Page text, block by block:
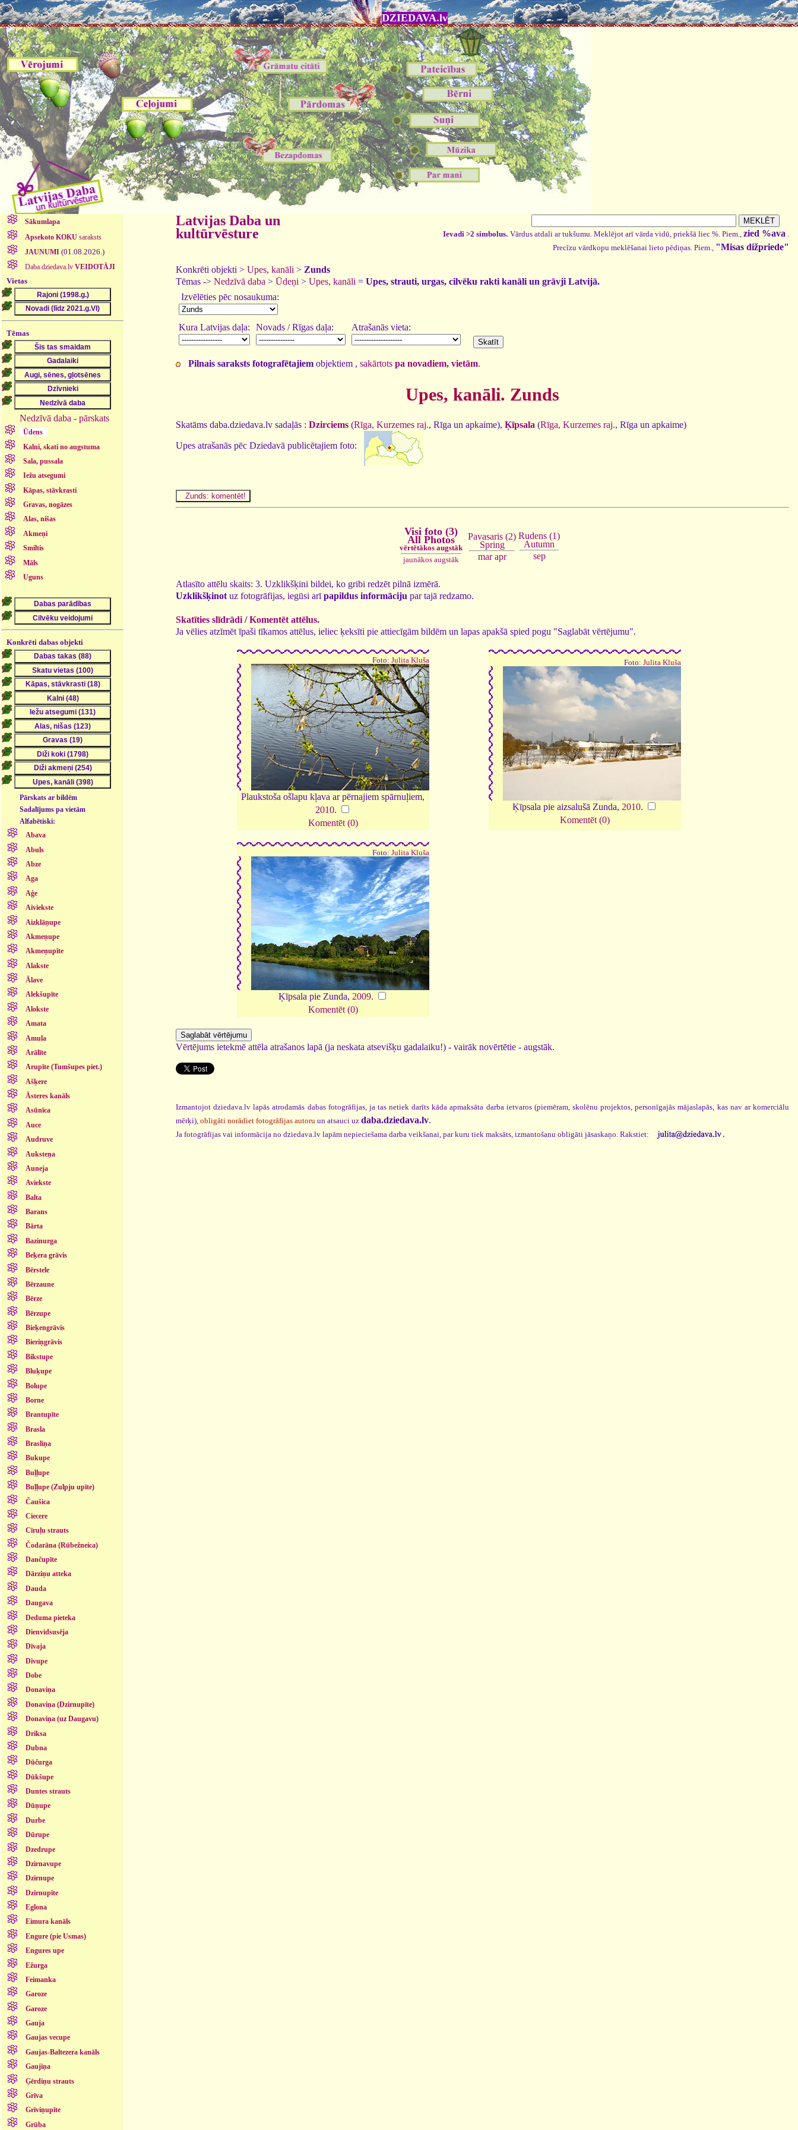
DZIEDAVA.lv
Sākumlapa
Apsekoto KOKUsaraksts
JAUNUMI (01.08.2026.)
Daba.dziedava.lv VEIDOTĀJI
Vietas
Tēmas
Nedzīvā daba - pārskats
Ūdens
Kalni, skati no augstuma
Sala, pussala
Iežu atsegumi
Kāpas, stāvkrasti
Gravas, nogāzes
Alas, nišas
Akmeņi
Smiltis
Māls
Uguns
Konkrēti dabas objekti
Pārskats ar bildēm
Sadalījums pa vietām
Alfabētiski:
Abava
Abuls
Abze
Aga
Aģe
Aiviekste
Aizklāņupe
Akmeņupe
Akmeņupīte
Alakste
Ālave
Alekšupīte
Alokste
Amata
Amula
Arālīte
Arupīte (Tumšupes piet.)
Ašķere
Āsteres kanāls
Asūnīca
Auce
Audruve
Auksteņa
Auneja
Aviekste
Balta
Barans
Bārta
Bazinurga
Beķera grāvis
Bērstele
Bērzaune
Bērze
Bērzupe
Bieķengrāvis
Bieriņgrāvis
Bikstupe
Bluķupe
Bolupe
Borne
Brantupīte
Brasla
Brasliņa
Bukupe
Buļļupe
Buļļupe (Zulpju upīte)
Čaušica
Ciecere
Cīruļu strauts
Čodarāna (Rūbežneica)
Dančupīte
Dārziņu atteka
Dauda
Daugava
Deduma pieteka
Dienvidsusēja
Dīvaja
Divupe
Dobe
Donaviņa
Donaviņa (Dzirnupīte)
Donaviņa (uz Daugavu)
Driksa
Dubna
Dūčurga
Dūkšupe
Duntes strauts
Dūņupe
Durbe
Dūrupe
Dzedrupe
Dzirnavupe
Dzirnupe
Dzirnupīte
Eglona
Eimura kanāls
Engure (pie Usmas)
Engures upe
Ežurga
Feimanka
Garoze
Garoze
Gauja
Gaujas vecupe
Gaujas-Baltezera kanāls
Gaujiņa
Ģērdiņu strauts
Grīva
Grīviņupīte
Grūba
Latvijas Daba un
kultūrvēsture
Ievadi >2 simbolus. Vārdus atdali ar tukšumu. Meklējot arī vārda vidū, priekšā liec %. Piem., zied %ava .
Precīzu vārdkopu meklēšanai lieto pēdiņas. Piem., "Misas dižpriede"
Konkrēti objekti > Upes, kanāli > Zunds
Tēmas -> Nedzīvā daba > Ūdeņi > Upes, kanāli = Upes, strauti, urgas, cilvēku rakti kanāli un grāvji Latvijā.
Izvēlēties pēc nosaukuma:
Kura Latvijas daļa: Novads / Rīgas daļa: Atrašanās vieta:
Pilnais saraksts fotografētajiem objektiem , sakārtots pa novadiem, vietām.
Upes, kanāli. Zunds
Skatāms daba.dziedava.lv sadaļās : Dzirciems (Rīga, Kurzemes raj., Rīga un apkaime), Ķīpsala (Rīga, Kurzemes raj., Rīga un apkaime)
Upes atrašanās pēc Dziedavā publicētajiem foto:
Visi foto (3)
All Photos
vērtētākos augstāk
jaunākos augstāk
Pavasaris (2)
Spring
mar apr
Rudens (1)
Autumn
sep
Atlasīto attēlu skaits: 3. Uzklikšķini bildei, ko gribi redzēt pilnā izmērā.
Uzklikšķinot uz fotogrāfijas, iegūsi arīpapildus informāciju par tajā redzamo.
Skatīties slīdrādi /Komentēt attēlus.
Ja vēlies atzīmēt īpaši tīkamos attēlus, ieliec ķeksīti pie attiecīgām bildēm un lapas apakšā spied pogu "Saglabāt vērtējumu".
Foto: Julita Kluša
Plaukstoša ošlapu kļava ar pērnajiem spārnuļiem,
2010.
Komentēt (0)
Foto: Julita Kluša
Ķīpsala pie aizsalušā Zunda, 2010.
Komentēt (0)
Foto: Julita Kluša
Ķīpsala pie Zunda, 2009.
Komentēt (0)
Vērtējums ietekmē attēla atrašanos lapā (ja neskata atsevišķu gadalaiku!) - vairāk novērtētie - augstāk.
Izmantojot dziedava.lv lapās atrodamās dabas fotogrāfijas, ja tas netiek darīts kāda apmaksāta darba ietvaros (piemēram, skolēnu projektos, personīgajās mājaslapās, kas nav ar komerciālu
mērķi), obligāti norādiet fotogrāfijas autoru un atsauci uz daba.dziedava.lv.
Ja fotogrāfijas vai informācija no dziedava.lv lapām nepieciešama darba veikšanai, par kuru tiek maksāts, izmantošanu obligāti jāsaskaņo. Rakstiet: .